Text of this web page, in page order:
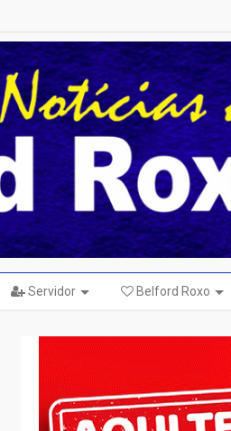
Servidor Belford Roxo